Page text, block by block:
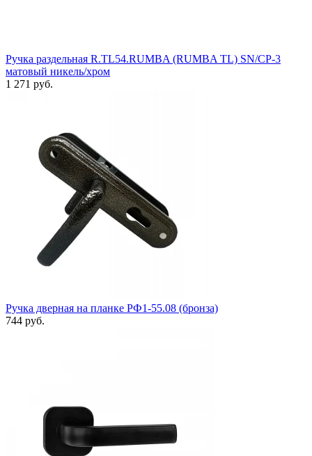
Ручка раздельная R.TL54.RUMBA (RUMBA TL) SN/CP-3
матовый никель/хром
1 271 руб.
Ручка дверная на планке РФ1-55.08 (бронза)
744 руб.